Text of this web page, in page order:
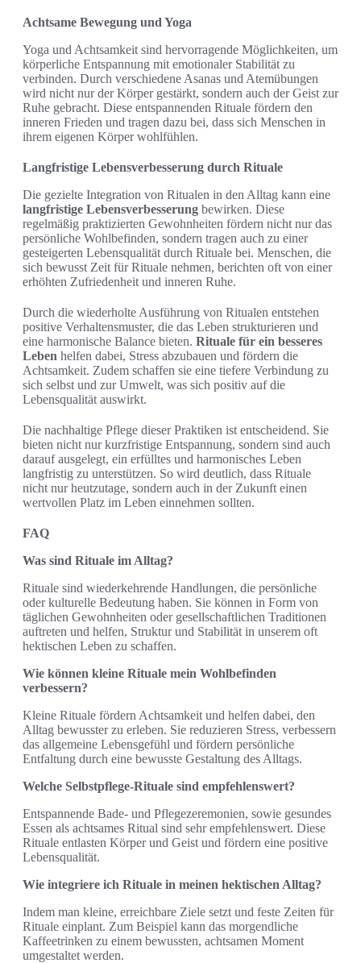
Achtsame Bewegung und Yoga
Yoga und Achtsamkeit sind hervorragende Möglichkeiten, um
körperliche Entspannung mit emotionaler Stabilität zu
verbinden. Durch verschiedene Asanas und Atemübungen
wird nicht nur der Körper gestärkt, sondern auch der Geist zur
Ruhe gebracht. Diese entspannenden Rituale fördern den
inneren Frieden und tragen dazu bei, dass sich Menschen in
ihrem eigenen Körper wohlfühlen.
Langfristige Lebensverbesserung durch Rituale
Die gezielte Integration von Ritualen in den Alltag kann eine
langfristige Lebensverbesserung bewirken. Diese
regelmäßig praktizierten Gewohnheiten fördern nicht nur das
persönliche Wohlbefinden, sondern tragen auch zu einer
gesteigerten Lebensqualität durch Rituale bei. Menschen, die
sich bewusst Zeit für Rituale nehmen, berichten oft von einer
erhöhten Zufriedenheit und inneren Ruhe.
Durch die wiederholte Ausführung von Ritualen entstehen
positive Verhaltensmuster, die das Leben strukturieren und
eine harmonische Balance bieten. Rituale für ein besseres
Leben helfen dabei, Stress abzubauen und fördern die
Achtsamkeit. Zudem schaffen sie eine tiefere Verbindung zu
sich selbst und zur Umwelt, was sich positiv auf die
Lebensqualität auswirkt.
Die nachhaltige Pflege dieser Praktiken ist entscheidend. Sie
bieten nicht nur kurzfristige Entspannung, sondern sind auch
darauf ausgelegt, ein erfülltes und harmonisches Leben
langfristig zu unterstützen. So wird deutlich, dass Rituale
nicht nur heutzutage, sondern auch in der Zukunft einen
wertvollen Platz im Leben einnehmen sollten.
FAQ
Was sind Rituale im Alltag?
Rituale sind wiederkehrende Handlungen, die persönliche
oder kulturelle Bedeutung haben. Sie können in Form von
täglichen Gewohnheiten oder gesellschaftlichen Traditionen
auftreten und helfen, Struktur und Stabilität in unserem oft
hektischen Leben zu schaffen.
Wie können kleine Rituale mein Wohlbefinden
verbessern?
Kleine Rituale fördern Achtsamkeit und helfen dabei, den
Alltag bewusster zu erleben. Sie reduzieren Stress, verbessern
das allgemeine Lebensgefühl und fördern persönliche
Entfaltung durch eine bewusste Gestaltung des Alltags.
Welche Selbstpflege-Rituale sind empfehlenswert?
Entspannende Bade- und Pflegezeremonien, sowie gesundes
Essen als achtsames Ritual sind sehr empfehlenswert. Diese
Rituale entlasten Körper und Geist und fördern eine positive
Lebensqualität.
Wie integriere ich Rituale in meinen hektischen Alltag?
Indem man kleine, erreichbare Ziele setzt und feste Zeiten für
Rituale einplant. Zum Beispiel kann das morgendliche
Kaffeetrinken zu einem bewussten, achtsamen Moment
umgestaltet werden.